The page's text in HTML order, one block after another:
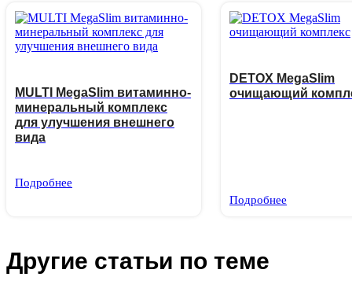
MULTI MegaSlim витаминно-
минеральный комплекс
для улучшения внешнего
вида
Подробнее
DETOX MegaSlim
очищающий
Подробнее
Другие статьи по теме